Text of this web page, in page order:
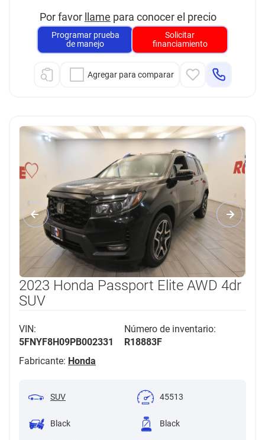
Por favor llame para conocer el precio
Programar prueba
de manejo
Solicitar
financiamiento
Agregar para comparar
2023 Honda Passport Elite AWD 4dr
SUV
VIN:
5FNYF8H09PB002331
Número de inventario:
R18883F
Fabricante: Honda
SUV 45513
Black Black